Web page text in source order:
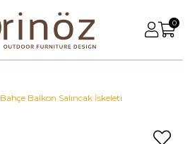
0
Balkon Salıncak İskeleti